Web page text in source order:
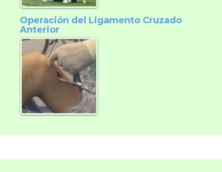
Operación del Ligamento Cruzado
Anterior